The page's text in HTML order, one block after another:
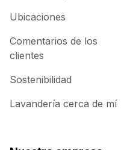
Ubicaciones
Comentarios de los
clientes
Sostenibilidad
Lavandería cerca de mí